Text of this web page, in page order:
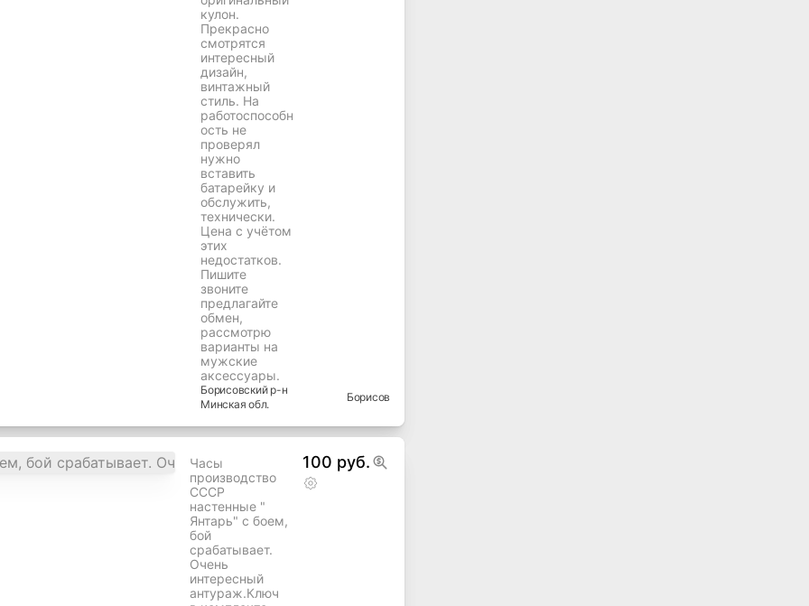
Часы "
Цирконий"
родом из
СССР,
оригинальный
кулон.
Прекрасно
смотрятся
интересный
дизайн,
винтажный
стиль. На
работоспособн
ость не
проверял
нужно
вставить
батарейку и
обслужить,
технически.
Цена с учётом
этих
недостатков.
Пишите
звоните
обмен,
рассмотрю
варианты на
мужские
аксессуары.
Борисовский
Минскаяобл.